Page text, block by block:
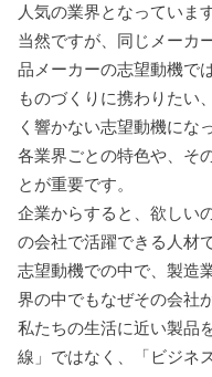
人気の業界となっています
当然ですが、同じメーカ
品メーカーの志望動機で
ものづくりに携わりたい
く響かない志望動機にな
各業界ごとの特色や、そ
とが重要です。
企業からすると、欲しい
の会社で活躍できる人材
志望動機での中で、製造
界の中でもなぜその会社
私たちの生活に近い製品
線」ではなく、「ビジネ